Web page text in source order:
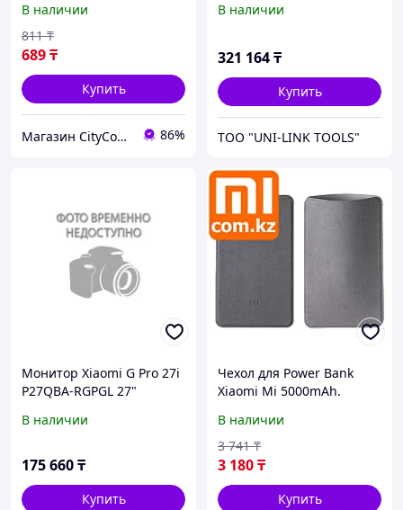
В наличии
689₸
811 ₸
Купить
Магазин CityCom.kz +7-727-250-1209 86%
профессиональный
В наличии
321 164₸
Купить
ТОО "UNI-LINK TOOLS"
Монитор Xiaomi G Pro 27i
P27QBA-RGPGL 27"
В наличии
175 660₸
Купить
Чехол для Power Bank
Xiaomi Mi 5000mAh.
В наличии
3 180₸
3 741 ₸
Купить